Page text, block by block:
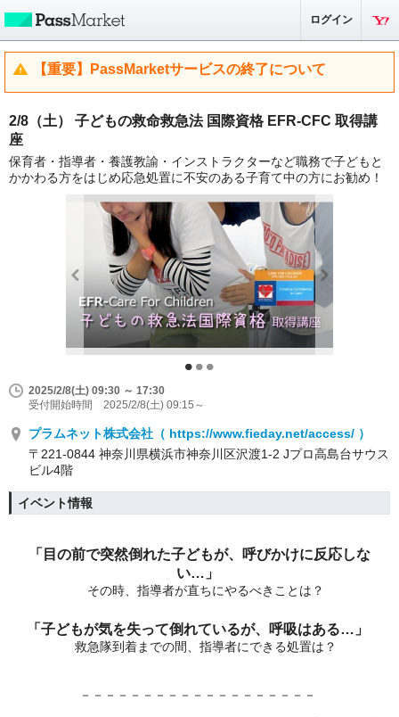
ログイン
【重要】PassMarketサービスの終了について
2/8（土） 子どもの救命救急法 国際資格 EFR-CFC 取得講
座
保育者・指導者・養護教諭・インストラクターなど職務で子どもと
かかわる方をはじめ応急処置に不安のある子育て中の方にお勧め！
2025/2/8(土) 09:30 ～ 17:30
受付開始時間 2025/2/8(土) 09:15～
プラムネット株式会社（ https://www.fieday.net/access/ ）
〒221-0844 神奈川県横浜市神奈川区沢渡1-2 Jプロ高島台サウス
ビル4階
イベント情報
「目の前で突然倒れた子どもが、呼びかけに反応しな
い…」
その時、指導者が直ちにやるべきことは？
「子どもが気を失って倒れているが、呼吸はある…」
救急隊到着までの間、指導者にできる処置は？
－－－－－－－－－－－－－－－－－－－